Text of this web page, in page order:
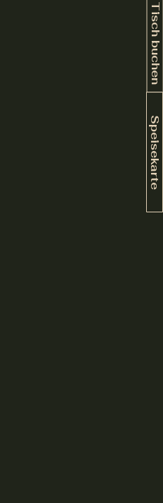
Tisch buchen
Speisekarte